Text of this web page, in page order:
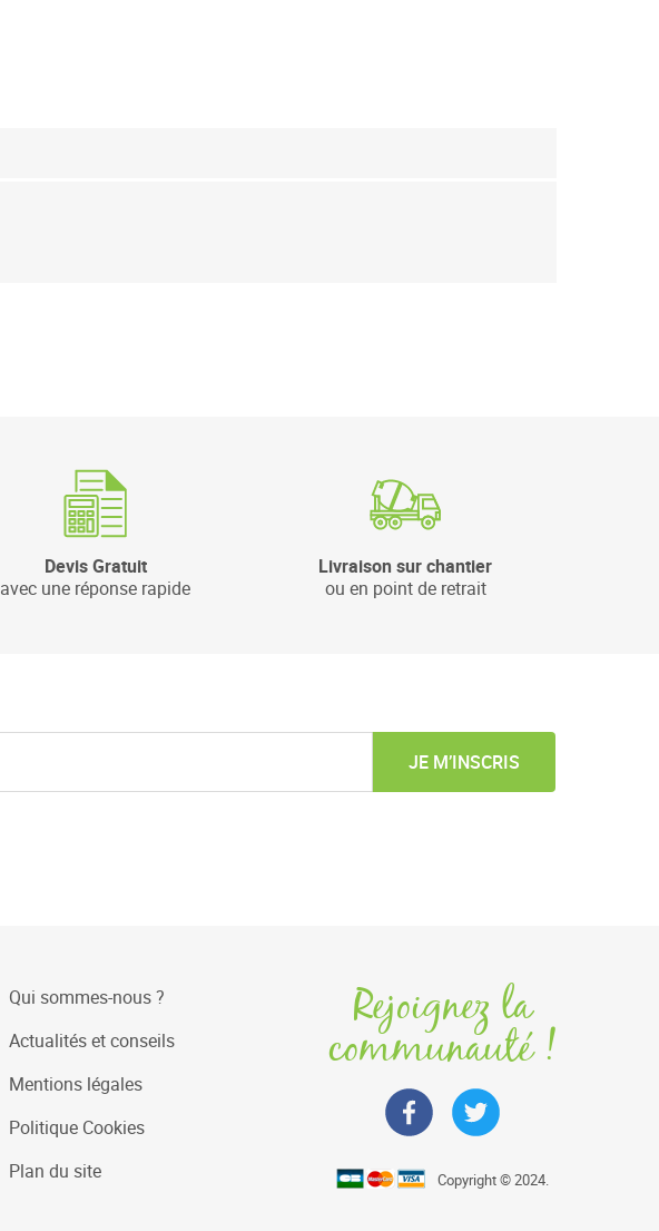
Devis Gratuit
avec une réponse rapide
Livraison sur chantier
ou en point de retrait
JE M’INSCRIS
Qui sommes-nous ?
Actualités et conseils
Mentions légales
Politique Cookies
Plan du site
Rejoignez la
communauté !
Copyright © 2024.